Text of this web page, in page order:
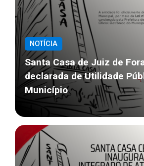
NOTÍCIA
Santa Casa de Juiz de
declarada de Utilidade
Município